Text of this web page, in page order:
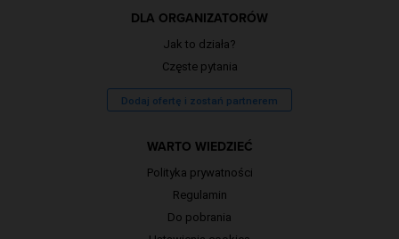
DLA ORGANIZATORÓW
Jak to działa?
Częste pytania
Dodaj ofertę i zostań partnerem
WARTO WIEDZIEĆ
Polityka prywatności
Regulamin
Do pobrania